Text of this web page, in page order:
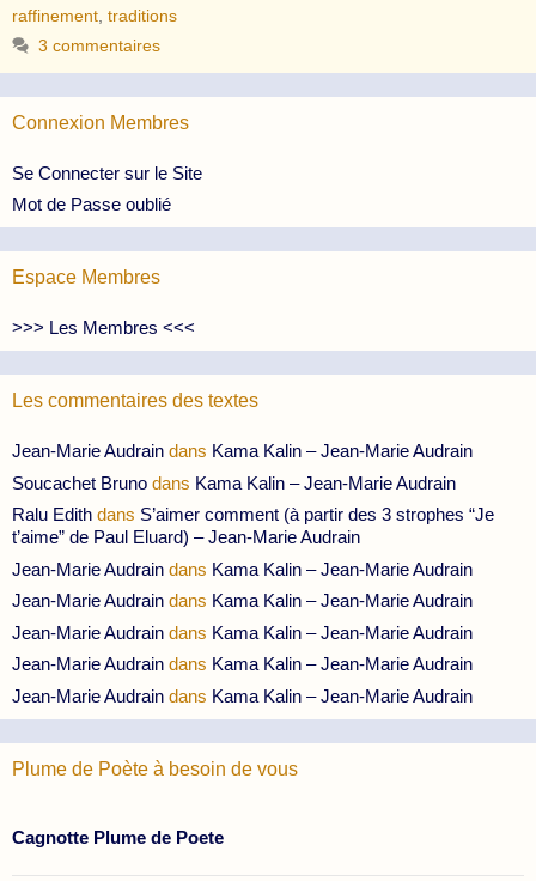
raffinement traditions
3 commentaires
Connexion Membres
Se Connecter sur le Site
Mot de Passe oublié
Espace Membres
>>> Les Membres <<<
Les commentaires des textes
Jean-Marie Audrain dans Kama Kalin – Jean-Marie Audrain
Soucachet Bruno dans Kama Kalin – Jean-Marie Audrain
Ralu Edith dans S’aimer comment (à partir des 3 strophes “Je
t’aime” de Paul Eluard) – Jean-Marie Audrain
Jean-Marie Audrain dans Kama Kalin – Jean-Marie Audrain
Jean-Marie Audrain dans Kama Kalin – Jean-Marie Audrain
Jean-Marie Audrain dans Kama Kalin – Jean-Marie Audrain
Jean-Marie Audrain dans Kama Kalin – Jean-Marie Audrain
Jean-Marie Audrain dans Kama Kalin – Jean-Marie Audrain
Plume de Poète à besoin de vous
Cagnotte Plume de Poete